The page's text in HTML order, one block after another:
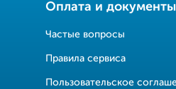
Оплата и документы
Частые вопросы
Правила сервиса
Пользовательское